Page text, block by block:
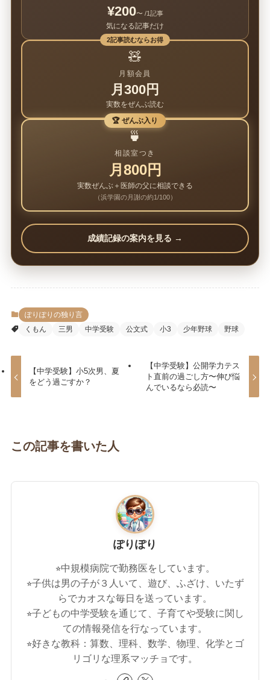
¥200〜 /1記事
気になる記事だけ
2記事読むならお得
🧸
月額会員
月300円
実数をぜんぶ読む
🏆 ぜんぶ入り
🍵
相談室つき
月800円
実数ぜんぶ＋医師の父に相談できる
（浜学園の月謝の約1/100）
成績記録の案内を見る →
ぽりぽりの独り言
くもん
三男 中学受験 公文式 小3 少年野球 野球
【中学受験】小5次男、夏
をどう過ごすか？
【中学受験】公開学力テス
ト直前の過ごし方〜伸び悩
んでいるなら必読〜
この記事を書いた人
ぽりぽり
⭐︎中規模病院で勤務医をしています。
⭐︎子供は男の子が３人いて、遊び、ふざけ、いたず
らでカオスな毎日を送っています。
⭐︎子どもの中学受験を通じて、子育てや受験に関し
ての情報発信を行なっています。
⭐︎好きな教科：算数、理科、数学、物理、化学とゴ
リゴリな理系マッチョです。